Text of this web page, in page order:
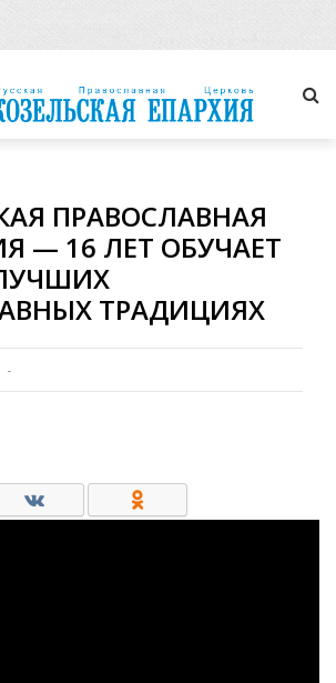
ПРАВОСЛАВНАЯ
— 16 ЛЕТ ОБУЧАЕТ
ТРАДИЦИЯХ